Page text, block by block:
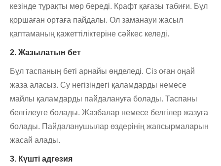
кезінде тұрақты мөр береді. Крафт қағазы табиғи. Бұл
қоршаған ортаға пайдалы. Ол заманауи жасыл
қаптаманың қажеттіліктеріне сәйкес келеді.
2. Жазылатын бет
Бұл таспаның беті арнайы өңделеді. Сіз оған оңай
жаза аласыз. Су негізіндегі қаламдарды немесе
майлы қаламдарды пайдалануға болады. Таспаны
белгілеуге болады. Жазбалар немесе белгілер жазуға
болады. Пайдаланушылар өздерінің жапсырмаларын
жасай алады.
3. Күшті адгезия